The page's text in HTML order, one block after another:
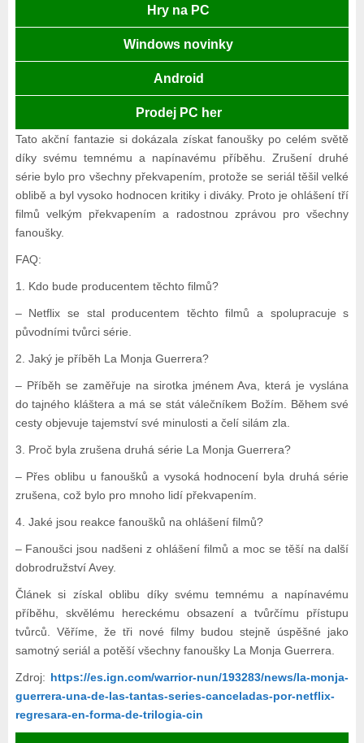
Hry na PC
Windows novinky
Android
Prodej PC her
Tato akční fantazie si dokázala získat fanoušky po celém světě
díky svému temnému a napínavému příběhu. Zrušení druhé
série bylo pro všechny překvapením, protože se seriál těšil velké
oblibě a byl vysoko hodnocen kritiky i diváky. Proto je ohlášení tří
filmů velkým překvapením a radostnou zprávou pro všechny
fanoušky.
FAQ:
1. Kdo bude producentem těchto filmů?
– Netflix se stal producentem těchto filmů a spolupracuje s
původními tvůrci série.
2. Jaký je příběh La Monja Guerrera?
– Příběh se zaměřuje na sirotka jménem Ava, která je vyslána
do tajného kláštera a má se stát válečníkem Božím. Během své
cesty objevuje tajemství své minulosti a čelí silám zla.
3. Proč byla zrušena druhá série La Monja Guerrera?
– Přes oblibu u fanoušků a vysoká hodnocení byla druhá série
zrušena, což bylo pro mnoho lidí překvapením.
4. Jaké jsou reakce fanoušků na ohlášení filmů?
– Fanoušci jsou nadšeni z ohlášení filmů a moc se těší na další
dobrodružství Avey.
Článek si získal oblibu díky svému temnému a napínavému
příběhu, skvělému hereckému obsazení a tvůrčímu přístupu
tvůrců. Věříme, že tři nové filmy budou stejně úspěšné jako
samotný seriál a potěší všechny fanoušky La Monja Guerrera.
Zdroj: https://es.ign.com/warrior-nun/193283/news/la-monja-
guerrera-una-de-las-tantas-series-canceladas-por-netflix-
regresara-en-forma-de-trilogia-cin